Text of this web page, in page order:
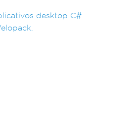
desktop C#